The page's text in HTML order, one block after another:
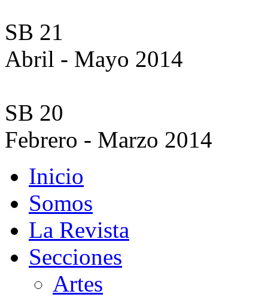
SB 21
Abril - Mayo 2014
SB 20
Febrero - Marzo 2014
Inicio
Somos
La Revista
Secciones
Artes